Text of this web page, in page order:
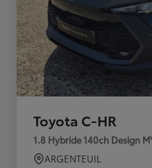
Toyota C-HR
1.8 Hybride 140ch Design
ARGENTEUIL